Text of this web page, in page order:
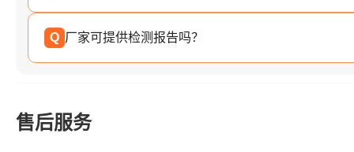
Q 厂家可提供检测报告吗？
售后服务